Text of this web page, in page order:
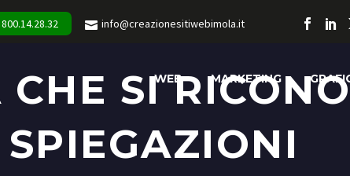
info@creazionesitiwebimola.it
WEB MARKETING
SI
SPIEGAZIONI